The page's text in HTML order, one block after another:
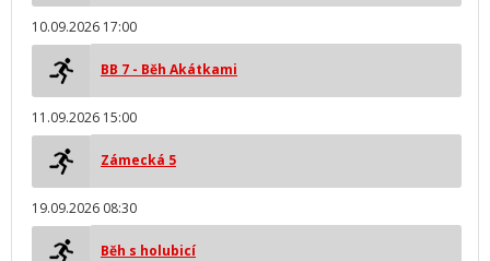
10.09.2026 17:00
BB 7 - Běh Akátkami
11.09.2026 15:00
Zámecká 5
19.09.2026 08:30
Běh s holubicí